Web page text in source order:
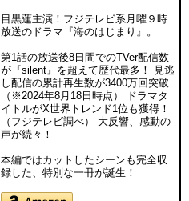
目黒蓮主演！フジテレビ系月曜９時
放送のドラマ『海のはじまり』。
第1話の放送後8日間でのTVer配信数
が『silent』を超えて歴代最多！ 見逃
し配信の累計再生数が3400万回突破
（※2024年8月18日時点） ドラマタ
イトルがX世界トレンド1位も獲得！
（フジテレビ調べ） 大反響、感動の
声が続々！
本編ではカットしたシーンも完全収
録した、特別な一冊が誕生！